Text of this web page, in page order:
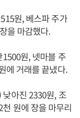
원, 베스파 주가
을 마감했다.
원, 넷마블 주
에 거래를 끝냈다.
아진 2330원, 조
원에 장을 마무리